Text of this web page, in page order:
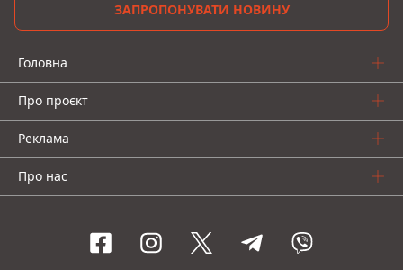
ЗАПРОПОНУВАТИ НОВИНУ
Головна
Про проєкт
Реклама
Про нас